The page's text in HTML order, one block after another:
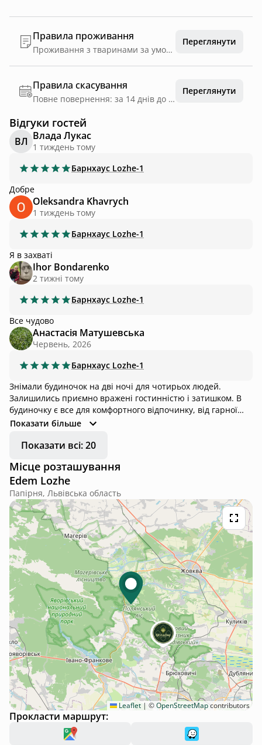
Правила проживання
Проживання з тваринами за умови, якщо улюблинець навчений правил поведінки. Куріння дозволине тільки за межами будинку та у визначениї місцях. Безконтактне заселення при бажанні залишитись анонімним відвідувачем. Святкові зібрання у межах розумного.
Переглянути
Правила скасування
Повне повернення: за 14 днів до дати заїзду
Переглянути
Відгуки гостей
ВЛ Влада Лукас
1 тиждень тому
Барнхаус Lozhe-1
Добре
Oleksandra Khavrych
1 тиждень тому
Барнхаус Lozhe-1
Я в захваті
Ihor Bondarenko
2 тижні тому
Барнхаус Lozhe-1
Все чудово
Анастасія Матушевська
Червень, 2026
Барнхаус Lozhe-1
Знімали будиночок на дві ночі для чотирьох людей.
Залишились приємно вражені гостинністю і затишком. В
будиночку є все для комфортного відпочинку, від гарної
кухні, до класного чану і мангальної зони. Відпочинком
Показати більше
Показати всі: 20
Місце розташування
Edem Lozhe
Папірня, Львівська область
Leaflet | ©OpenStreetMapcontributors
Прокласти маршрут: